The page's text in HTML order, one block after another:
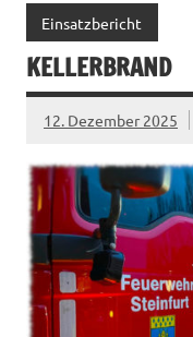
Einsatzbericht
KELLERBRAND
12. Dezember 2025